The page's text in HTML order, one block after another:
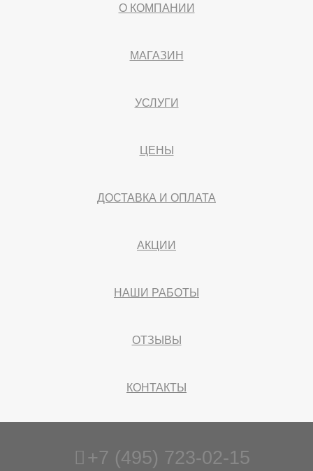
О КОМПАНИИ
МАГАЗИН
УСЛУГИ
ЦЕНЫ
ДОСТАВКА И ОПЛАТА
АКЦИИ
НАШИ РАБОТЫ
ОТЗЫВЫ
КОНТАКТЫ
+7 (495) 723-02-15